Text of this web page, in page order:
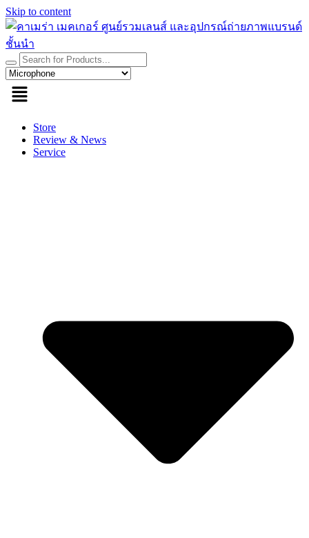
Skip to content
Store
Review & News
Service